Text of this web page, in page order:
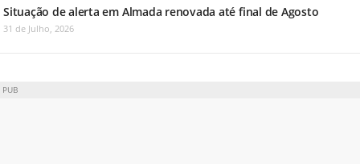
Situação de alerta em Almada renovada até final de Agosto
31 de Julho, 2026
PUB